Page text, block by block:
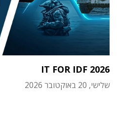
IT FOR IDF 2026
שלישי, 20 באוקטובר 2026